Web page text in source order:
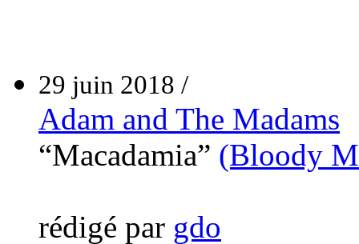
29 juin 2018 /
Adam and The Madams
“Macadamia” (Bloody
rédigé par gdo